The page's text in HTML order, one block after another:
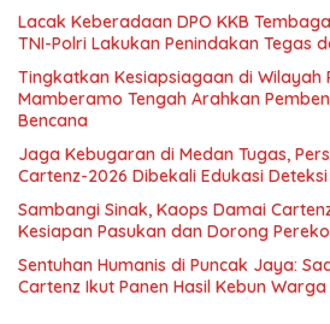
Lacak Keberadaan DPO KKB
TNI-Polri Lakukan Penindakan Tegas
Tingkatkan Kesiapsiagaan di Wilayah
Mamberamo Tengah Arahkan
Bencana
Jaga Kebugaran di Medan Tugas,
Cartenz-2026 Dibekali Edukasi
Sambangi Sinak, Kaops Damai
Kesiapan Pasukan dan Dorong
Sentuhan Humanis di Puncak Jaya:
Cartenz Ikut Panen Hasil Kebun Warga